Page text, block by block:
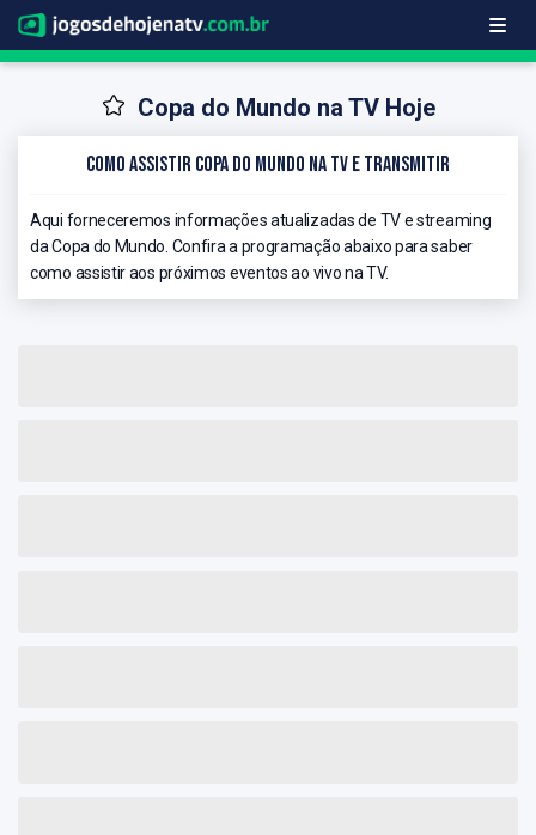
Copa do Mundo na TV Hoje
Como Assistir Copa do Mundo na TV e Transmitir
Aqui forneceremos informações atualizadas de TV e streaming
da Copa do Mundo. Confira a programação abaixo para saber
como assistir aos próximos eventos ao vivo na TV.